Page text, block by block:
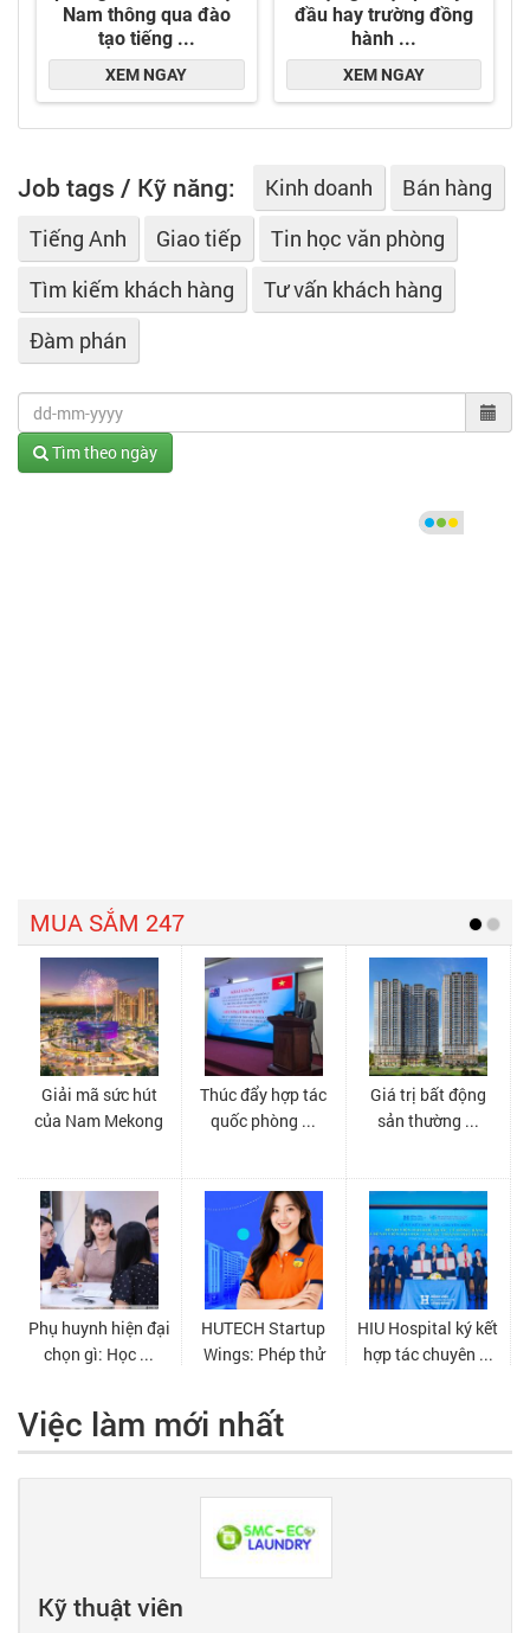
Job tags / Kỹ năng: Kinh doanh
Bán hàng
Tiếng Anh
Giao tiếp
Tin học văn phòng
Tìm kiếm khách hàng
Tư vấn khách hàng
Đàm phán
Tìm theo ngày
Việc làm mới nhất
Kỹ thuật viên